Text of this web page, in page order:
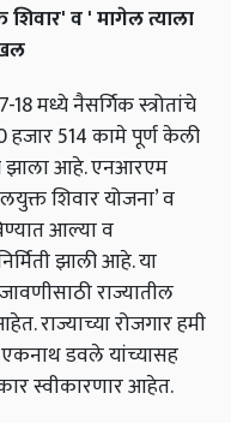
शिवार' व ' मागेल त्याला
मध्ये नैसर्गिक स्त्रोतांचे
514 कामे पूर्ण केली
झाला आहे. एनआरएम
शिवार योजना’ व
आल्या व
झाली आहे. या
राज्यातील
राज्याच्या रोजगार हमी
डवले यांच्यासह
स्वीकारणार आहेत.